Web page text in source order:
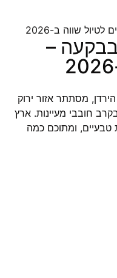
בבקעה –
מסתתר אזור ירוק
חובבי מעיינות. ארץ
טבעיים, ומתוכם כמה